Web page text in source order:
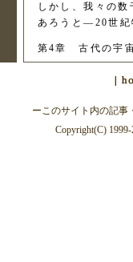
しかし、我々の
あろうと―20世紀
第4章 古代の宇
ーこのサイト内の記事
Copyright(C)